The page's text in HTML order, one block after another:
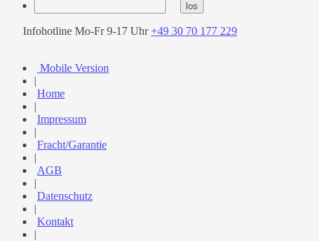
Infohotline Mo-Fr 9-17 Uhr+49 30 70 177 229
Mobile Version
|
Home
|
Impressum
|
Fracht/Garantie
|
AGB
|
Datenschutz
|
Kontakt
|